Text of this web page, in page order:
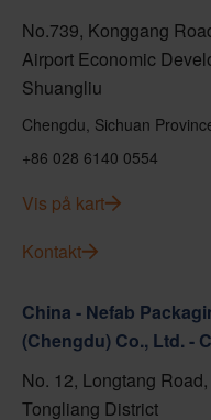
No.739, Konggang
Airport Economic
Shuangliu
Chengdu, Sichuan
+86 028 6140 0554
Vis på kart
Kontakt
China - Nefab
(Chengdu) Co., Ltd. -
No. 12, Longtang
Tongliang District